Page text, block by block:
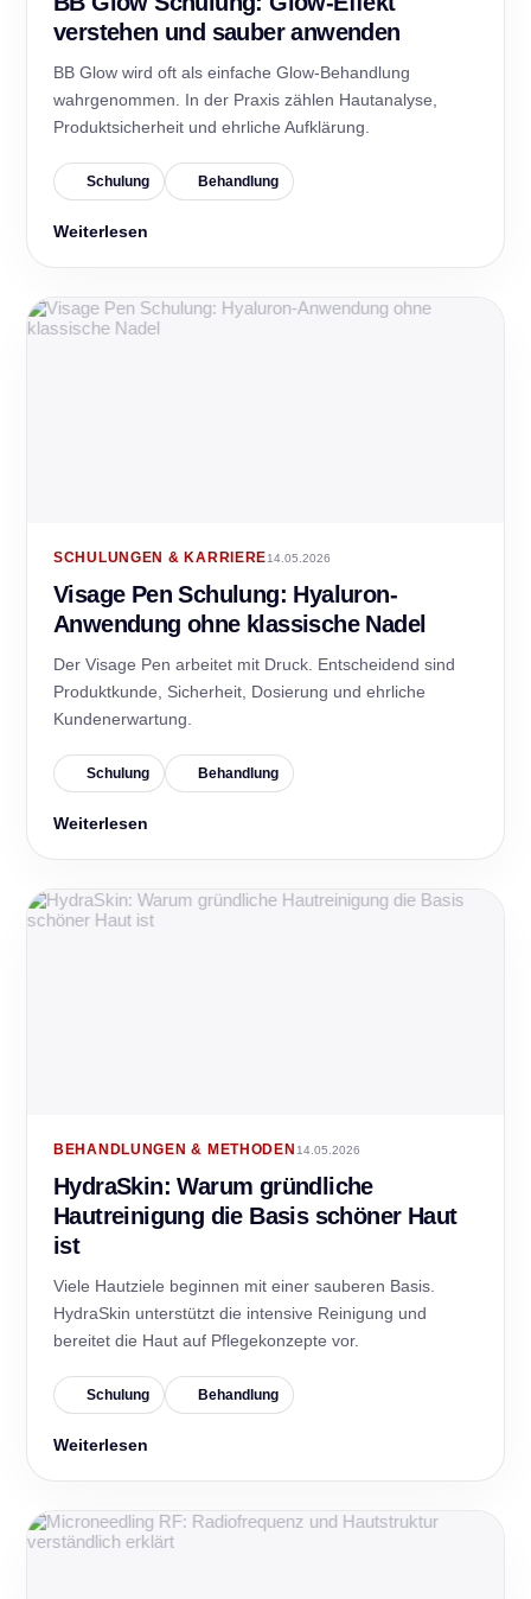
verstehen und sauber anwenden
BB Glow wird oft als einfache Glow-Behandlung
wahrgenommen. In der Praxis zählen Hautanalyse,
Produktsicherheit und ehrliche Aufklärung.
Schulung Behandlung
Weiterlesen
SCHULUNGEN & KARRIERE14.05.2026
Visage Pen Schulung: Hyaluron-
Anwendung ohne klassische Nadel
Der Visage Pen arbeitet mit Druck. Entscheidend sind
Produktkunde, Sicherheit, Dosierung und ehrliche
Kundenerwartung.
Schulung Behandlung
Weiterlesen
BEHANDLUNGEN & METHODEN 14.05.2026
HydraSkin: Warum gründliche
Hautreinigung die Basis schöner Haut
ist
Viele Hautziele beginnen mit einer sauberen Basis.
HydraSkin unterstützt die intensive Reinigung und
bereitet die Haut auf Pflegekonzepte vor.
Schulung Behandlung
Weiterlesen